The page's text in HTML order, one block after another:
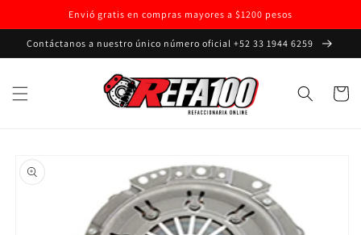
directamente
al contenido
Envió gratis en compras mayores a $1200 pesos
Contáctanos a nuestro único número oficial +52 33 1944 6259
Carrito
a la
información